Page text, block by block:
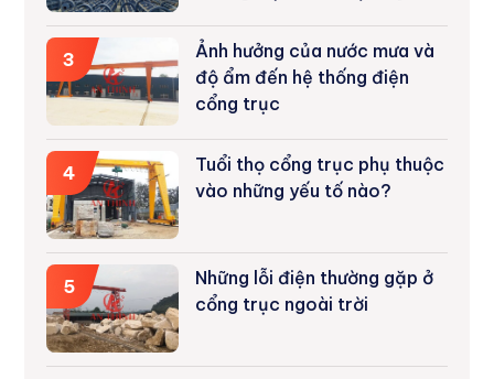
3
Ảnh hưởng của nước mưa và
độ ẩm đến hệ thống điện
cổng trục
4
Tuổi thọ cổng trục phụ thuộc
vào những yếu tố nào?
5
Những lỗi điện thường gặp ở
cổng trục ngoài trời